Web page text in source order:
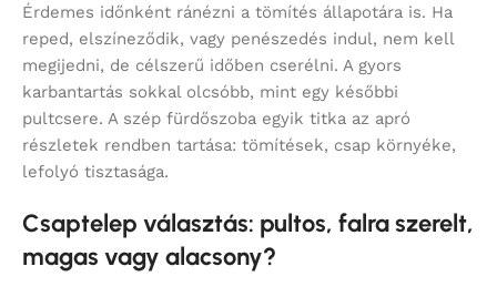
Érdemes időnként ránézni a tömítés állapotára is. Ha
reped, elszíneződik, vagy penészedés indul, nem kell
megijedni, de célszerű időben cserélni. A gyors
karbantartás sokkal olcsóbb, mint egy későbbi
pultcsere. A szép fürdőszoba egyik titka az apró
részletek rendben tartása: tömítések, csap környéke,
lefolyó tisztasága.
Csaptelep választás: pultos, falra szerelt,
magas vagy alacsony?